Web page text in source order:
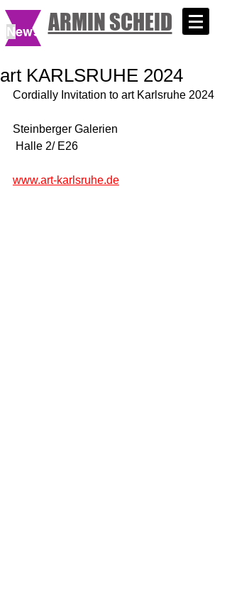
ARMIN SCHEID
News
art KARLSRUHE 2024
Cordially Invitation to art Karlsruhe 2024
Steinberger Galerien
Halle 2/ E26
www.art-karlsruhe.de